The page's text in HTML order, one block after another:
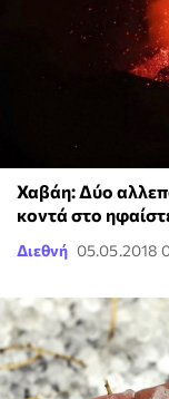
Χαβάη: Δύο
κοντά στο
Διεθνή 05.05.2018